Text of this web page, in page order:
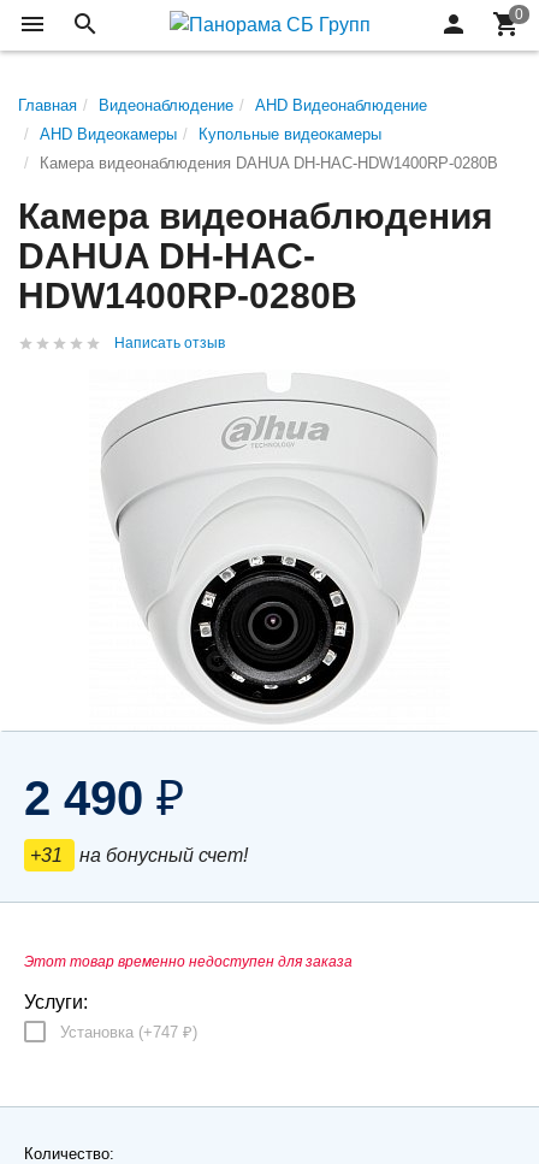
Главная Видеонаблюдение
AHD Видеонаблюдение
AHD Видеокамеры
Купольные видеокамеры
Камера видеонаблюдения DAHUA DH-HAC-HDW1400RP-0280B
Камера видеонаблюдения
DAHUA DH-HAC-
HDW1400RP-0280B
Написать отзыв
2 490 ₽
+31 на бонусный счет!
Этот товар временно недоступен для заказа
Услуги:
Установка (+747 ₽)
Количество: